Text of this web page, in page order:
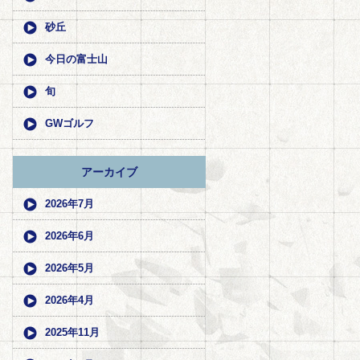
砂丘
今日の富士山
旬
GWゴルフ
アーカイブ
2026年7月
2026年6月
2026年5月
2026年4月
2025年11月